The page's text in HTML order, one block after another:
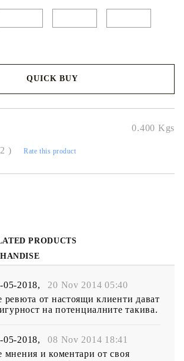
QUICK BUY
0.400 Kgs
) Rate this product
PRODUCTS
05-2018,
20 Nov 2014 05:40
ревюта от настоящи клиенти дават
на потенциалните такива.
05-2018,
08 Nov 2014 18:41
мнения и коментари от своя